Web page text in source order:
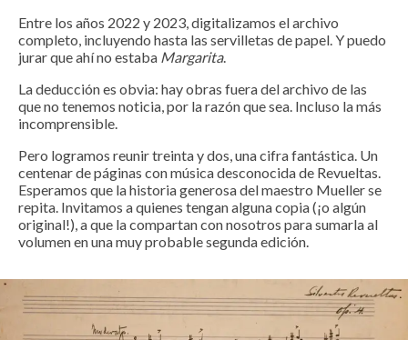
Entre los años 2022 y 2023, digitalizamos el archivo
completo, incluyendo hasta las servilletas de papel. Y puedo
jurar que ahí no estaba Margarita.
La deducción es obvia: hay obras fuera del archivo de las
que no tenemos noticia, por la razón que sea. Incluso la más
incomprensible.
Pero logramos reunir treinta y dos, una cifra fantástica. Un
centenar de páginas con música desconocida de Revueltas.
Esperamos que la historia generosa del maestro Mueller se
repita. Invitamos a quienes tengan alguna copia (¡o algún
original!), a que la compartan con nosotros para sumarla al
volumen en una muy probable segunda edición.